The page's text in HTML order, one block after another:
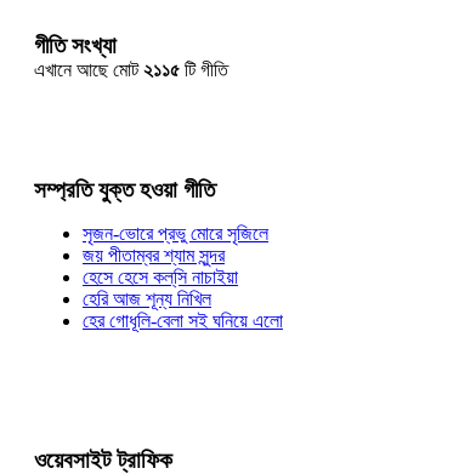
গীতি সংখ্যা
এখানে আছে মোট২১১৫ টি গীতি
সম্প্রতি যুক্ত হওয়া গীতি
সৃজন-ভোরে প্রভু মোরে সৃজিলে
জয় পীতাম্বর শ্যাম সুন্দর
হেসে হেসে কল্‌সি নাচাইয়া
হেরি আজ শূন্য নিখিল
হের গোধূলি-বেলা সই ঘনিয়ে এলো
ওয়েবসাইট ট্রাফিক